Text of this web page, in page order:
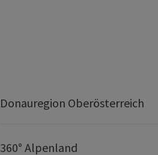
Donauregion Oberösterreich
360° Alpenland